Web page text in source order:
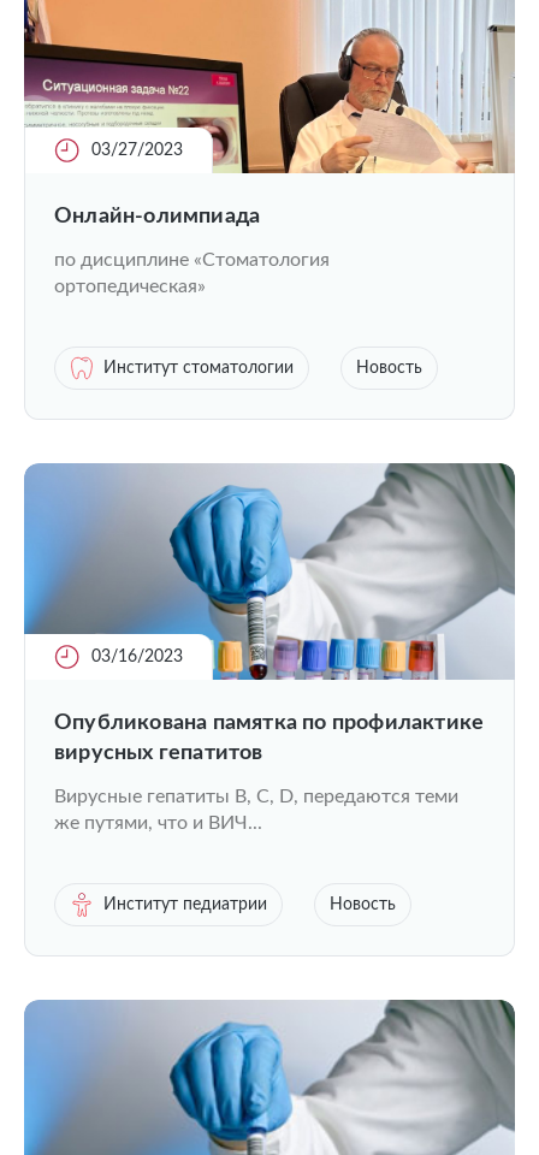
03/27/2023
Онлайн-олимпиада
по дисциплине «Стоматология
ортопедическая»
Институт стоматологии Новость
03/16/2023
Опубликована памятка по профилактике
вирусных гепатитов
Вирусные гепатиты B, C, D, передаются теми
же путями, что и ВИЧ...
Институт педиатрии Новость